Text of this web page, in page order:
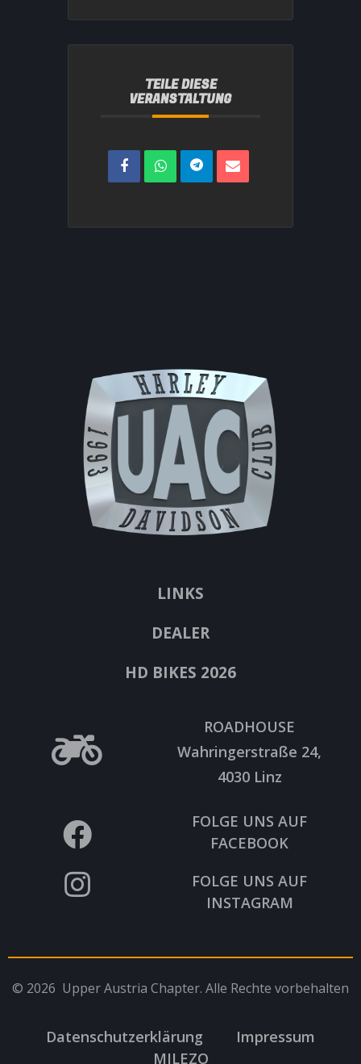
TEILE DIESE
VERANSTALTUNG
LINKS
DEALER
HD BIKES 2026
ROADHOUSE
Wahringerstraße 24,
4030 Linz
FOLGE UNS AUF
FACEBOOK
FOLGE UNS AUF
INSTAGRAM
© 2026 Upper Austria Chapter. Alle Rechte vorbehalten
Datenschutzerklärung
Impressum
MILEZO